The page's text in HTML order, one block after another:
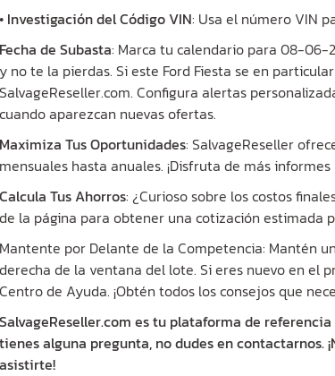
• Investigación del Código VIN: Usa el número VIN
Fecha de Subasta: Marca tu calendario para 08-06-
y no te la pierdas. Si este Ford Fiesta se en
SalvageReseller.com. Configura alertas
cuando aparezcan nuevas ofertas.
Maximiza Tus Oportunidades: SalvageReseller
mensuales hasta anuales. ¡Disfruta de más
Calcula Tus Ahorros: ¿Curioso sobre los costos
de la página para obtener una cotización estimada
Mantente por Delante de la Competencia: Mantén
derecha de la ventana del lote. Si eres nuevo en el
Centro de Ayuda. ¡Obtén todos los consejos que
SalvageReseller.com es tu plataforma de
tienes alguna pregunta, no dudes en contactarnos.
asistirte!